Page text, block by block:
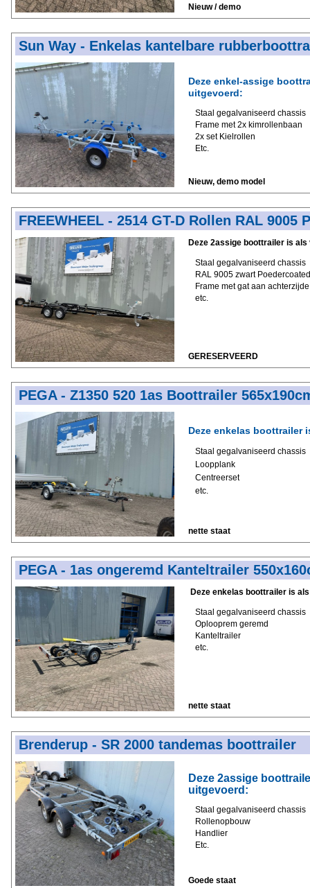
Nieuw / demo
Sun Way - Enkelas kantelbare
Deze enkel-assige
uitgevoerd:
Staal gegalvaniseerd chassis
Frame met 2x kimrollenbaan
2x set Kielrollen
Etc.
Nieuw, demo model
FREEWHEEL - 2514 GT-D Rollen RAL 9005
Deze 2assige boottrailer is
Staal gegalvaniseerd chassis
RAL 9005 zwart Poedercoated
Frame met gat aan achterzijde
etc.
GERESERVEERD
PEGA - Z1350 520 1as Boottrailer
Deze enkelas boottrailer
Staal gegalvaniseerd chassis
Loopplank
Centreerset
etc.
nette staat
PEGA - 1as ongeremd Kanteltrailer
Deze enkelas boottrailer is
Staal gegalvaniseerd chassis
Oplooprem geremd
Kanteltrailer
etc.
nette staat
Brenderup - SR 2000 tandemas boottrailer
Deze 2assige
uitgevoerd:
Staal gegalvaniseerd chassis
Rollenopbouw
Handlier
Etc.
Goede staat